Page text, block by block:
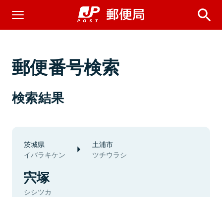
郵便番号検索
検索結果
茨城県
イバラキケン
土浦市
ツチウラシ
宍塚
シシツカ